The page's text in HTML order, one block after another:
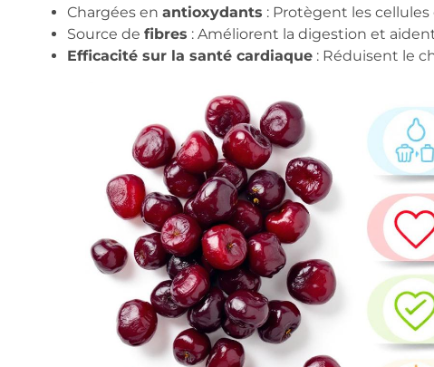
Chargées en antioxydants : Protègent les
Source de fibres : Améliorent la digestion et
Efficacité sur la santé cardiaque: Réduisent le